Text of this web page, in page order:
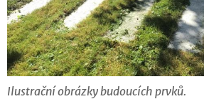
Ilustrační obrázky budoucích prvků.